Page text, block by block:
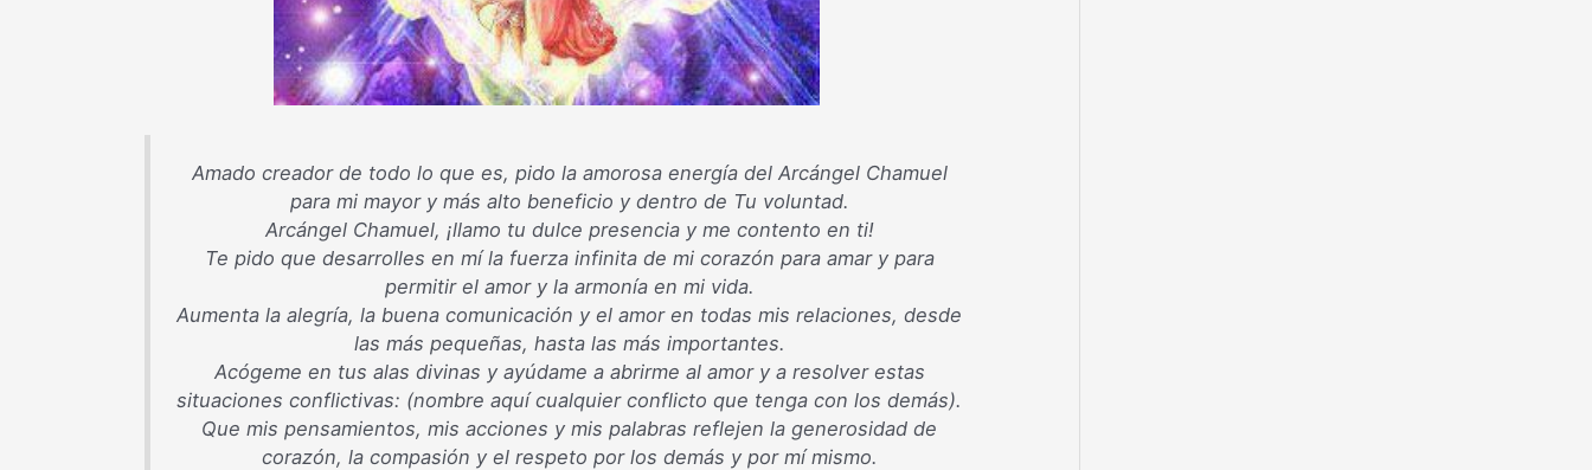
Amado creador de todo lo que es, pido la amorosa energía del Arcángel Chamuel
para mi mayor y más alto beneficio y dentro de Tu voluntad.
Arcángel Chamuel, ¡llamo tu dulce presencia y me contento en ti!
Te pido que desarrolles en mí la fuerza infinita de mi corazón para amar y para
permitir el amor y la armonía en mi vida.
Aumenta la alegría, la buena comunicación y el amor en todas mis relaciones, desde
las más pequeñas, hasta las más importantes.
Acógeme en tus alas divinas y ayúdame a abrirme al amor y a resolver estas
situaciones conflictivas: (nombre aquí cualquier conflicto que tenga con los demás).
Que mis pensamientos, mis acciones y mis palabras reflejen la generosidad de
corazón, la compasión y el respeto por los demás y por mí mismo.